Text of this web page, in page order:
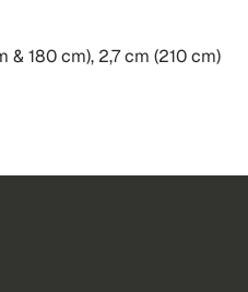
180 cm), 2,7 cm (210 cm)